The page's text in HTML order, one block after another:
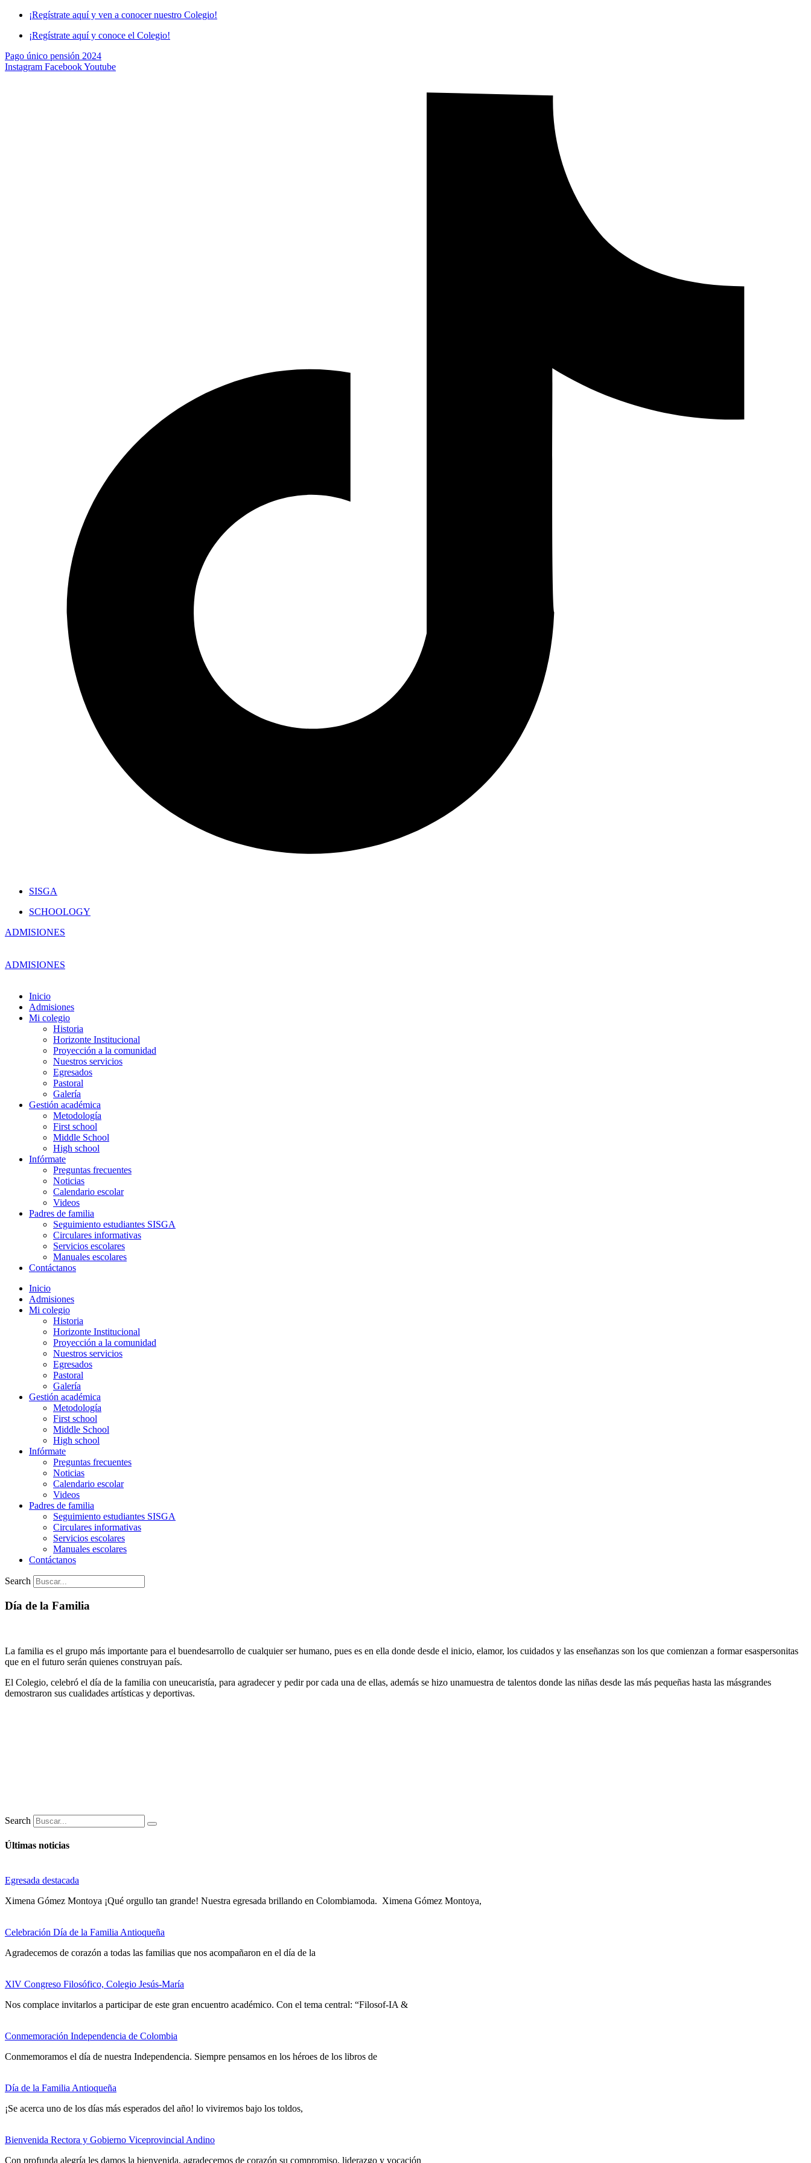
Skip
content
¡Regístrate aquí y ven a conocer nuestro Colegio!
¡Regístrate aquí y conoce el Colegio!
Pago único pensión 2024
Instagram FacebookYoutube
SISGA
SCHOOLOGY
ADMISIONES
ADMISIONES
Inicio
Admisiones
Mi colegio
Historia
Horizonte Institucional
Proyección a la comunidad
Nuestros servicios
Egresados
Pastoral
Galería
Gestión académica
Metodología
First school
Middle School
High school
Infórmate
Preguntas frecuentes
Noticias
Calendario escolar
Videos
Padres de familia
Seguimiento estudiantes SISGA
Circulares informativas
Servicios escolares
Manuales escolares
Contáctanos
Inicio
Admisiones
Mi colegio
Historia
Horizonte Institucional
Proyección a la comunidad
Nuestros servicios
Egresados
Pastoral
Galería
Gestión académica
Metodología
First school
Middle School
High school
Infórmate
Preguntas frecuentes
Noticias
Calendario escolar
Videos
Padres de familia
Seguimiento estudiantes SISGA
Circulares informativas
Servicios escolares
Manuales escolares
Contáctanos
Search
Día de la Familia
La familia es el grupo más importante para el buendesarrollo de cualquier ser humano, pues es en ella donde desde el inicio, elamor, los cuidados y las enseñanzas son los que comienzan a formar esaspersonitas
que en el futuro serán quienes construyan país.
El Colegio, celebró el día de la familia con uneucaristía, para agradecer y pedir por cada una de ellas, además se hizo unamuestra de talentos donde las niñas desde las más pequeñas hasta las másgrandes
demostraron sus cualidades artísticas y deportivas.
Search
Últimas noticias
Egresada destacada
Ximena Gómez Montoya ¡Qué orgullo tan grande! Nuestra egresada brillando en Colombiamoda. Ximena Gómez Montoya,
Celebración Día de la Familia Antioqueña
Agradecemos de corazón a todas las familias que nos acompañaron en el día de la
XlV Congreso Filosófico, Colegio Jesús-María
Nos complace invitarlos a participar de este gran encuentro académico. Con el tema central: “Filosof-IA &
Conmemoración Independencia de Colombia
Conmemoramos el día de nuestra Independencia. Siempre pensamos en los héroes de los libros de
Día de la Familia Antioqueña
¡Se acerca uno de los días más esperados del año! lo viviremos bajo los toldos,
Bienvenida Rectora y Gobierno Viceprovincial Andino
Con profunda alegría les damos la bienvenida, agradecemos de corazón su compromiso, liderazgo y vocación